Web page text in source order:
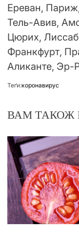
Ереван,
Тель-Авив,
Цюрих,
Франкфурт,
Аликанте, Эр-
Теґи:коронавирус
ВАМ ТАКОЖ